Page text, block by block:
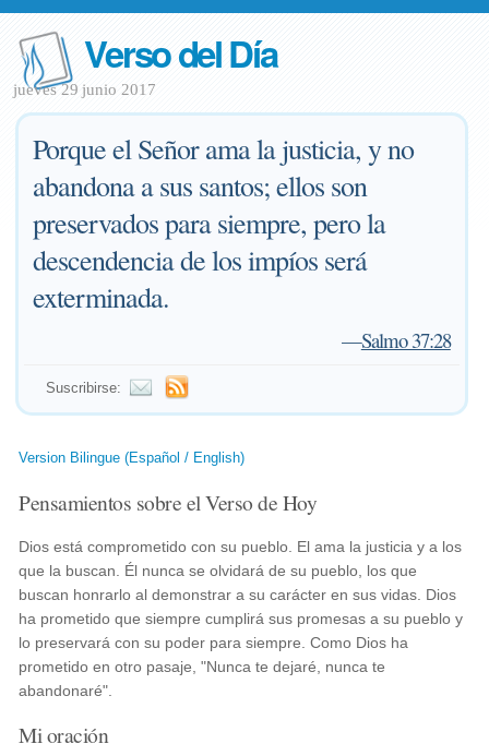
Verso del Día
jueves 29 junio 2017
Porque el Señor ama la justicia, y no
abandona a sus santos; ellos son
preservados para siempre, pero la
descendencia de los impíos será
exterminada.
—Salmo 37:28
Suscribirse:
Version Bilingue (Español / English)
Pensamientos sobre el Verso de Hoy
Dios está comprometido con su pueblo. El ama la justicia y a los
que la buscan. Él nunca se olvidará de su pueblo, los que
buscan honrarlo al demonstrar a su carácter en sus vidas. Dios
ha prometido que siempre cumplirá sus promesas a su pueblo y
lo preservará con su poder para siempre. Como Dios ha
prometido en otro pasaje, "Nunca te dejaré, nunca te
abandonaré".
Mi oración